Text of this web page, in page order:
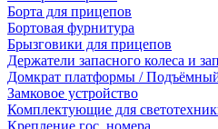
Борта для прицепов
Бортовая фурнитура
Брызговики для прицепов
Держатели запасного колеса и
Домкрат платформы /
Замковое устройство
Комплектующие для
Крепление гос. номера